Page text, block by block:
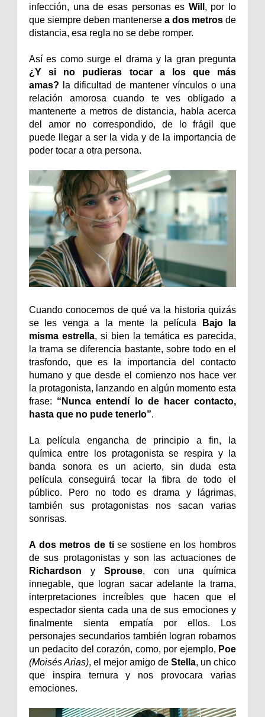
infección, una de esas personas es Will , por lo
que siempre deben mantenerse a dos metros de
distancia, esa regla no se debe romper.
Así es como surge el drama y la gran pregunta
¿Y si no pudieras tocar a los que más
amas?
la dificultad de mantener vínculos o una
relación amorosa cuando te ves obligado a
mantenerte a metros de distancia, habla acerca
del amor no correspondido, de lo frágil que
puede llegar a ser la vida y de la importancia de
poder tocar a otra persona.
Cuando conocemos de qué va la historia quizás
se les venga a la mente la película
Bajo la
misma estrella, si bien la temática es parecida,
la trama se diferencia bastante, sobre todo en el
trasfondo, que es la importancia del contacto
humano y que desde el comienzo nos hace ver
la protagonista, lanzando en algún momento esta
frase: “Nunca entendí lo de hacer contacto,
hasta que no pude tenerlo”.
La película engancha de principio a fin, la
química entre los protagonista se respira y la
banda sonora es un acierto, sin duda esta
película conseguirá tocar la fibra de todo el
público. Pero no todo es drama y lágrimas,
también sus protagonistas nos sacan varias
sonrisas.
A dos metros de tise sostiene en los hombros
de sus protagonistas y son las actuaciones de
Richardson y Sprouse, con una química
innegable, que logran sacar adelante la trama,
interpretaciones increíbles que hacen que el
espectador sienta cada una de sus emociones y
finalmente sienta empatía por ellos. Los
personajes secundarios también logran robarnos
un pedacito del corazón, como, por ejemplo, Poe
(Moisés Arias), el mejor amigo de Stella, un chico
que inspira ternura y nos provocara varias
emociones.